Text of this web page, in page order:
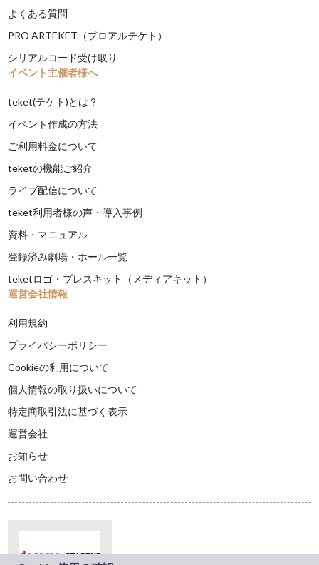
よくある質問
PRO ARTEKET（プロアルテケト）
シリアルコード受け取り
イベント主催者様へ
teket(テケト)とは？
イベント作成の方法
ご利用料金について
teketの機能ご紹介
ライブ配信について
teket利用者様の声・導入事例
資料・マニュアル
登録済み劇場・ホール一覧
teketロゴ・プレスキット（メディアキット）
運営会社情報
利用規約
プライバシーポリシー
Cookieの利用について
個人情報の取り扱いについて
特定商取引法に基づく表示
運営会社
お知らせ
お問い合わせ